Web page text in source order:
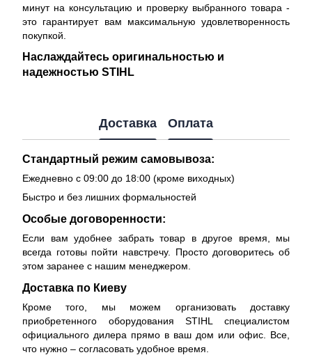
минут на консультацию и проверку выбранного товара -
это гарантирует вам максимальную удовлетворенность
покупкой.
Наслаждайтесь оригинальностью и
надежностью STIHL
Доставка Оплата
Стандартный режим самовывоза:
Ежедневно с 09:00 до 18:00 (кроме виходных)
Быстро и без лишних формальностей
Особые договоренности:
Если вам удобнее забрать товар в другое время, мы
всегда готовы пойти навстречу. Просто договоритесь об
этом заранее с нашим менеджером.
Доставка по Киеву
Кроме того, мы можем организовать доставку
приобретенного оборудования STIHL специалистом
официального дилера прямо в ваш дом или офис. Все,
что нужно – согласовать удобное время.